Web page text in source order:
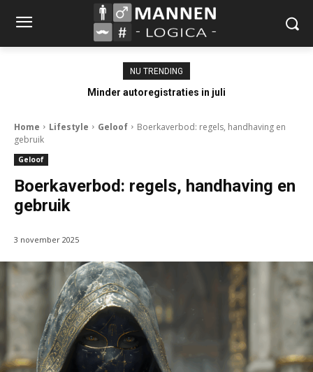
NU TRENDING
Minder autoregistraties in juli
Home Lifestyle Geloof
Boerkaverbod: regels, handhaving en
gebruik
Geloof
Boerkaverbod: regels, handhaving en
gebruik
3 november 2025